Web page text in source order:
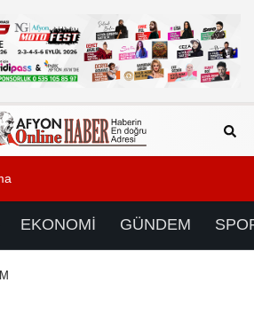
EKONOMİ GÜNDEM